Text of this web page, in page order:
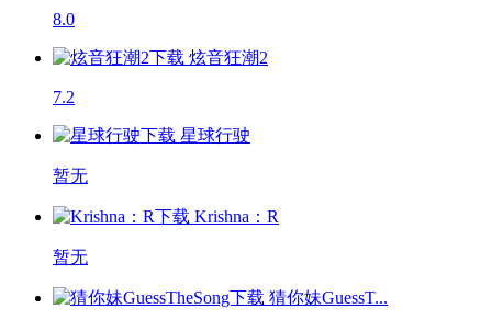
8.0
炫音狂潮2
7.2
星球行驶
暂无
Krishna：R
暂无
猜你妹GuessT...